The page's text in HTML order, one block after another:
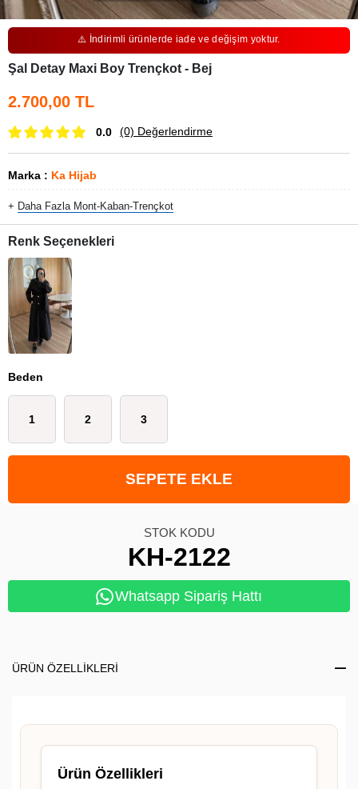
⚠️ İndirimli ürünlerde iade ve değişim yoktur.
Şal Detay Maxi Boy Trençkot - Bej
2.700,00 TL
0.0 (0) Değerlendirme
Marka : Ka Hijab
+ Daha Fazla Mont-Kaban-Trençkot
Renk Seçenekleri
Beden
1 2 3
STOK KODU
KH-2122
Whatsapp Sipariş Hattı
ÜRÜN ÖZELLIKLERI
Ürün Özellikleri